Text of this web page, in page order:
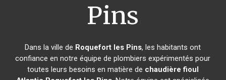
Pins
Dans la ville de Roquefort les Pins, les habitants ont
confiance en notre équipe de plombiers expérimentés pour
toutes leurs besoins en matière de chaudière fioul